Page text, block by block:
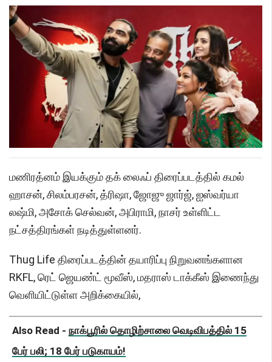
மணிரத்னம் இயக்கும் தக் லைஃப் திரைப்படத்தில் கமல்
ஹாசன், சிலம்பரசன், த்ரிஷா, ஜோஜு ஜார்ஜ், ஐஸ்வர்யா
லஷ்மி, அசோக் செல்வன், அபிராமி, நாசர் உள்ளிட்ட
நட்சத்திரங்கள் நடித்துள்ளனர்.
Thug Life திரைப்படத்தின் தயாரிப்பு நிறுவனங்களான
RKFL, ரெட் ஜெயண்ட் மூவீஸ், மதராஸ் டாக்கீஸ் இணைந்து
வெளியிட்டுள்ள அறிக்கையில்,
Also Read - நாக்பூரில் தொழிற்சாலை வெடிவிபத்தில் 15
பேர் பலி; 18 பேர் படுகாயம்!